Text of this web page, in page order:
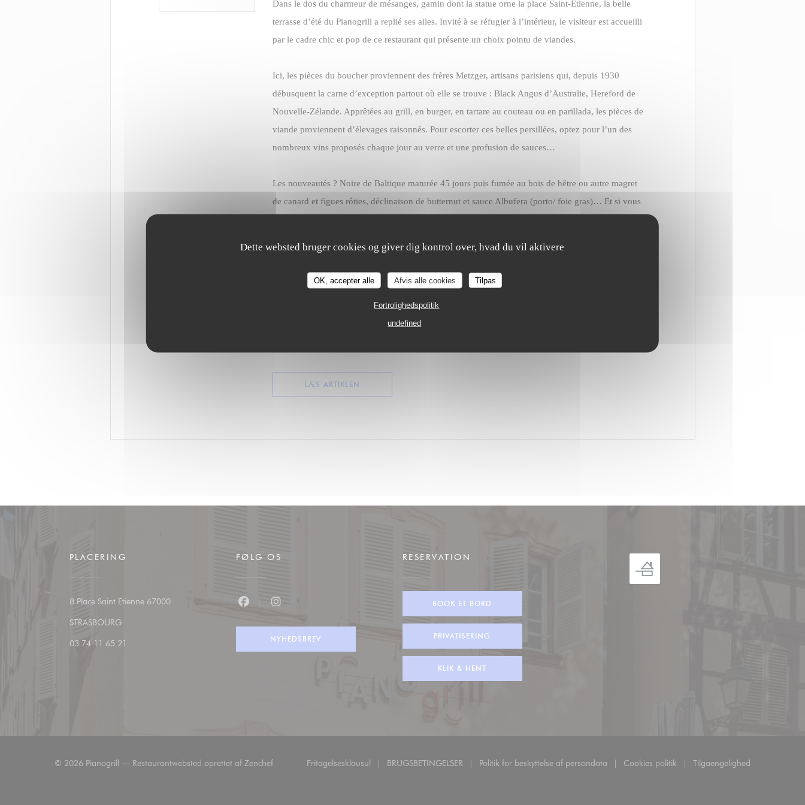
Dette websted bruger cookies og giver dig kontrol over, hvad du vil aktivere
OK, accepter alle Afvis alle cookies Tilpas
Fortrolighedspolitik
undefined
Dans le dos du charmeur de mésanges, gamin dont la statue orne la place Saint-Étienne, la belle
terrasse d’été du Pianogrill a replié ses ailes. Invité à se réfugier à l’intérieur, le visiteur est accueilli
par le cadre chic et pop de ce restaurant qui présente un choix pointu de viandes.
Ici, les pièces du boucher proviennent des frères Metzger, artisans parisiens qui, depuis 1930
débusquent la carne d’exception partout où elle se trouve : Black Angus d’Australie, Hereford de
Nouvelle-Zélande. Apprêtées au grill, en burger, en tartare au couteau ou en parillada, les pièces de
viande proviennent d’élevages raisonnés. Pour escorter ces belles persillées, optez pour l’un des
nombreux vins proposés chaque jour au verre et une profusion de sauces…
Les nouveautés ? Noire de Baltique maturée 45 jours puis fumée au bois de hêtre ou autre magret
de canard et figues rôties, déclinaison de butternut et sauce Albufera (porto/ foie gras)… Et si vous
La formule du jour est soignée (malgré son appétence pour la viande, le chef sait causer aux
légumes et les desserts sont fait maison). Que dire de plus ? Ah, si ! Les fauteuils sont confortables
et le service aimable.
LÆS ARTIKLEN
PLACERING
8 Place Saint Etienne 67000
STRASBOURG((åbner i et nyt vindue))
03 74 11 65 21
FØLG OS
NYHEDSBREV
RESERVATION
BOOK ET BORD
PRIVATISERING
KLIK & HENT
© 2026 Pianogrill — Restaurantwebsted oprettet af Zenchef((åbner i et nyt vindue))
Fritagelsesklausul
((åbner i et nyt vindue))
BRUGSBETINGELSER
((åbner i et nyt vindue))
Politik for beskyttelse af persondata
((åbner i et nyt vindue))
Cookies politik
((åbner i et nyt vindue))
Tilgaengelighed
((åbner i et nyt vindue))